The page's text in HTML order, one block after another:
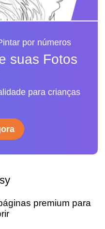
por números
suas Fotos
para crianças
premium para